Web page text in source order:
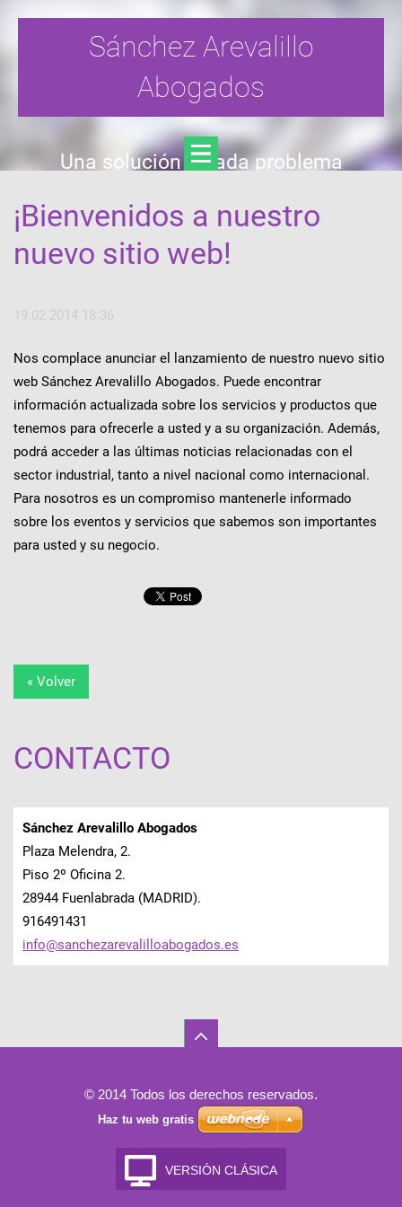
Sánchez Arevalillo
Abogados
Una solución a cada problema
¡Bienvenidos a nuestro
nuevo sitio web!
19.02.2014 18:36
Nos complace anunciar el lanzamiento de nuestro nuevo sitio
web Sánchez Arevalillo Abogados. Puede encontrar
información actualizada sobre los servicios y productos que
tenemos para ofrecerle a usted y a su organización. Además,
podrá acceder a las últimas noticias relacionadas con el
sector industrial, tanto a nivel nacional como internacional.
Para nosotros es un compromiso mantenerle informado
sobre los eventos y servicios que sabemos son importantes
para usted y su negocio.
« Volver
CONTACTO
Sánchez Arevalillo Abogados
Plaza Melendra, 2.
Piso 2º Oficina 2.
28944 Fuenlabrada (MADRID).
916491431
info@sanchezarevalilloabogados.es
© 2014 Todos los derechos reservados.
Haz tu web gratis
VERSIÓN CLÁSICA